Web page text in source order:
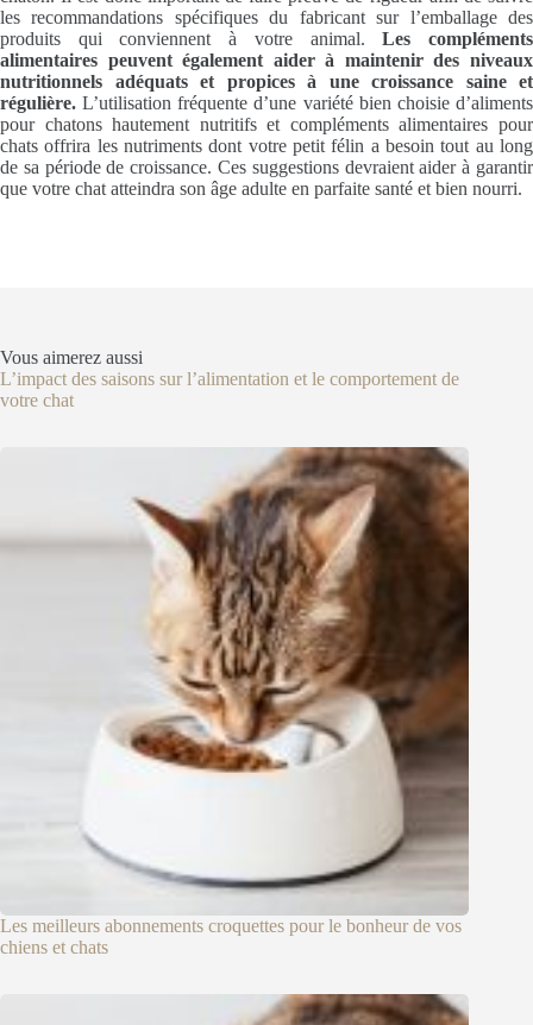
les recommandations spécifiques du fabricant sur l’emballage des
produits qui conviennent à votre animal.Les compléments
alimentaires peuvent également aider à maintenir des niveaux
nutritionnels adéquats et propices à une croissance saine et
régulière. L’utilisation fréquente d’une variété bien choisie d’aliments
pour chatons hautement nutritifs et compléments alimentaires pour
chats offrira les nutriments dont votre petit félin a besoin tout au long
de sa période de croissance. Ces suggestions devraient aider à garantir
que votre chat atteindra son âge adulte en parfaite santé et bien nourri.
Vous aimerez aussi
L’impact des saisons sur l’alimentation et le comportement de
votre chat
Les meilleurs abonnements croquettes pour le bonheur de vos
chiens et chats